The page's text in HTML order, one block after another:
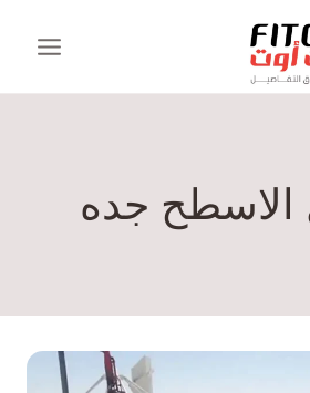
الاسطح جده